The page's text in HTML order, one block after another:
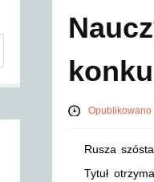
Opublikowano
Rusza
Tytuł